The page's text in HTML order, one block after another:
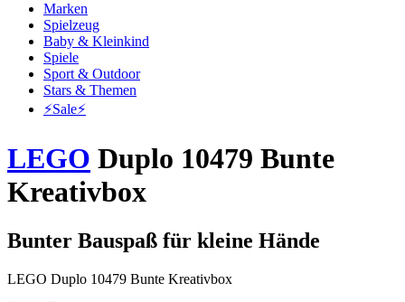
Marken
Spielzeug
Baby & Kleinkind
Spiele
Sport & Outdoor
Stars & Themen
⚡️Sale⚡️
LEGO Duplo 10479 Bunte
Kreativbox
Bunter Bauspaß für kleine Hände
LEGO Duplo 10479 Bunte Kreativbox